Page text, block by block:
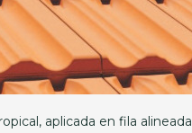
aplicada en fila alineada